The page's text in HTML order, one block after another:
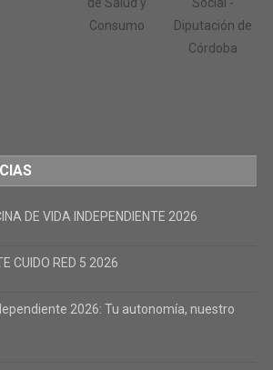
DE VIDA INDEPENDIENTE 2026
CUIDO RED 5 2026
2026: Tu autonomía, nuestro